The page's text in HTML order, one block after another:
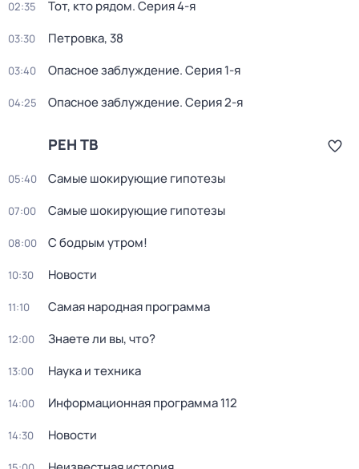
02:35 Тот, кто рядом. Серия 4-я
03:30 Петровка, 38
03:40 Опасное заблуждение. Серия 1-я
04:25 Опасное заблуждение. Серия 2-я
РЕН ТВ
05:40 Самые шoкиpующие гипотезы
07:00 Самые шoкиpующие гипотезы
08:00 С бодрым утром!
10:30 Новости
11:10 Самая народная программа
12:00 Знаете ли вы, что?
13:00 Hаука и теxника
14:00 Информационная программа 112
14:30 Новости